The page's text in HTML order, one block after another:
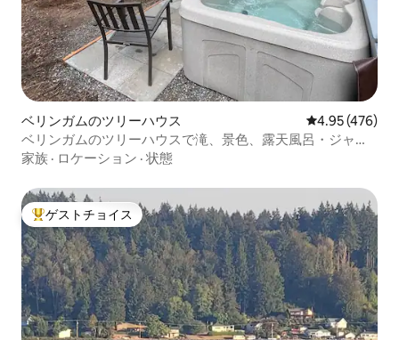
ベリンガムのツリーハウス レビュー476
4.95 (476)
ベリンガムのツリーハウスで滝、景色、露天風呂・ジャグ
ジーを楽しもう
家族 · ロケーション · 状態
大好評のゲストチョイスです。
ゲストチョイス